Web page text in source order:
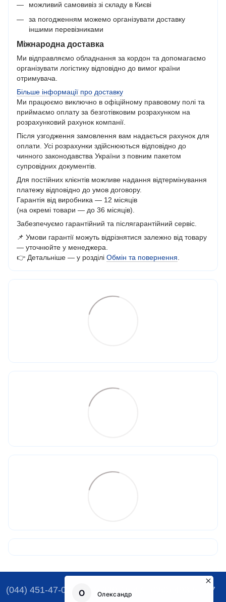
можливий самовивіз зі складу в Києві
за погодженням можемо організувати доставку
іншими перевізниками
Міжнародна доставка
Ми відправляємо обладнання за кордон та допомагаємо
організувати логістику відповідно до вимог країни
отримувача.
Більше інформації про доставку
Ми працюємо виключно в офіційному правовому полі та
приймаємо оплату за безготівковим розрахунком на
розрахунковий рахунок компанії.
Після узгодження замовлення вам надається рахунок для
оплати. Усі розрахунки здійснюються відповідно до
чинного законодавства України з повним пакетом
супровідних документів.
Для постійних клієнтів можливе надання відтермінування
платежу відповідно до умов договору.
Гарантія від виробника — 12 місяців
(на окремі товари — до 36 місяців).
Забезпечуємо гарантійний та післягарантійний сервіс.
📌 Умови гарантії можуть відрізнятися залежно від товару
— уточнюйте у менеджера.
👉 Детальніше — у розділі Обмін та повернення
(044) 451-47-07 (067) 329-16-47 (050) 493-57-77